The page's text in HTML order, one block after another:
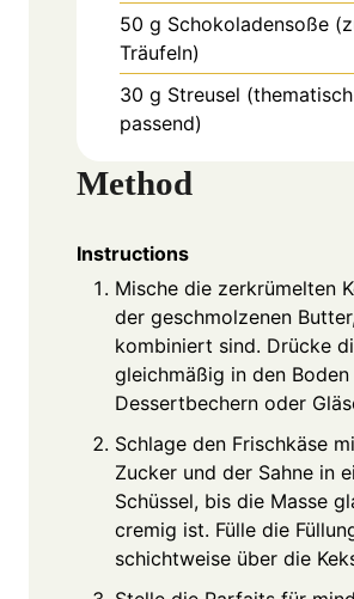
50 g Schokoladensoße
Träufeln)
30 g Streusel (thematisch
passend)
Method
Instructions
Mische die zerkrümelten
der geschmolzenen
kombiniert sind. Drücke
gleichmäßig in den
Dessertbechern oder
Schlage den Frischkäse
Zucker und der Sahne in
Schüssel, bis die Masse
cremig ist. Fülle die
schichtweise über die